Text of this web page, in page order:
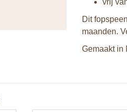
vrij
Dit
maanden.
Gemaakt in